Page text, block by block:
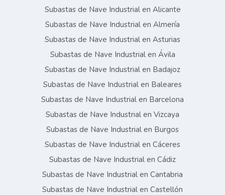
Subastas de Nave Industrial en Alicante
Subastas de Nave Industrial en Almería
Subastas de Nave Industrial en Asturias
Subastas de Nave Industrial en Ávila
Subastas de Nave Industrial en Badajoz
Subastas de Nave Industrial en Baleares
Subastas de Nave Industrial en Barcelona
Subastas de Nave Industrial en Vizcaya
Subastas de Nave Industrial en Burgos
Subastas de Nave Industrial en Cáceres
Subastas de Nave Industrial en Cádiz
Subastas de Nave Industrial en Cantabria
Subastas de Nave Industrial en Castellón